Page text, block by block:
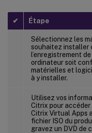
✔ Étape
Sélectionnez les
souhaitez installer
l’enregistrement
ordinateur soit
matérielles et
à y installer.
Utilisez vos
Citrix pour
Citrix Virtual Apps
fichier ISO du
gravez un DVD de